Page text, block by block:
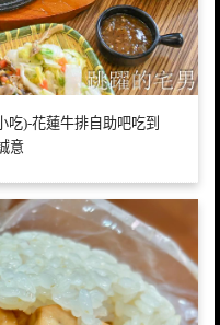
吃)-花蓮牛排自助吧吃到
意